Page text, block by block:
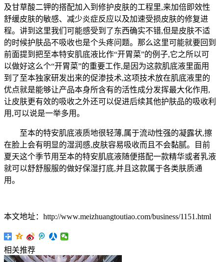
及甘草酸二钾的搭配加入到修护皮肤的工程里,来加倍即效性
舒缓皮肤的敏感、减少炎症反应以及加速受损皮肤的修复进
程。讲到这里我们可能感受到了东西确实不错,但是皮肤不适
的时候护肤品不吸收也是个头疼问题。那么这里可能就要回到
前面提到把至本特安肌底液比作“开胃菜”的例子,它之所以可
以做好这么个“开胃菜”的重要工作,是因为这款肌底液里面用
到了至本独家研发出来的促渗技术,这项技术放在肌底液里的
优点就是能够让产品本身所含有的活性成分发挥最大化作用,
让皮肤更有效的吸收之外还可以促进后续其他护肤品的吸收利
用,可以说是一举多用。
至本的特安肌底液质地很轻薄,属于流动性强的凝露状,擦
在脸上会有明显的湿润感,皮肤容易吸收而且不会黏腻。目前
夏天这个季节用至本的特安肌底液随便搭配一款精华或者乳液
就可以舒舒服服的做好保湿打底,并且这款属于各类肤质通
用。
本文地址：http://www.meizhuangtoutiao.com/business/1151.html
相关推荐